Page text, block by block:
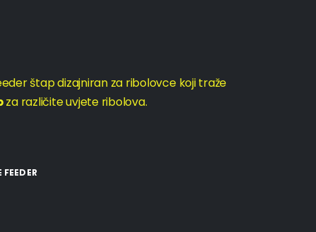
štap dizajniran za ribolovce koji traže
za različite uvjete ribolova.